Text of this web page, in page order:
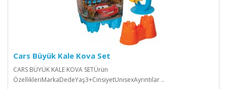
Cars Büyük Kale Kova Set
CARS BÜYÜK KALE KOVA SETÜrün
ÖzellikleriMarkaDedeYaş3+CinsiyetUnisexAyrıntılar ..